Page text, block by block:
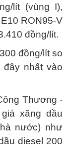
lít (vùng I),
RON95-V
đồng/lít.
đồng/lít so
nhất vào
Thương -
xăng dầu
nước) như
diesel 200